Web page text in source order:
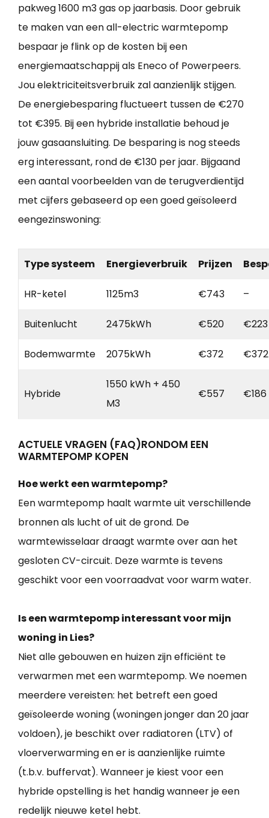
pakweg 1600 m3 gas op jaarbasis. Door gebruik
te maken van een all-electric warmtepomp
bespaar je flink op de kosten bij een
energiemaatschappij als Eneco of Powerpeers.
Jou elektriciteitsverbruik zal aanzienlijk stijgen.
De energiebesparing fluctueert tussen de €270
tot €395. Bij een hybride installatie behoud je
jouw gasaansluiting. De besparing is nog steeds
erg interessant, rond de €130 per jaar. Bijgaand
een aantal voorbeelden van de terugverdientijd
met cijfers gebaseerd op een goed geïsoleerd
eengezinswoning:
Type systeem Energieverbruik Prijzen
HR-ketel 1125m3 €743 –
Buitenlucht 2475kWh €520 €223
Bodemwarmte 2075kWh €372 €372
Hybride
1550 kWh + 450
M3
€557 €186
ACTUELE VRAGEN (FAQ)RONDOM EEN
WARMTEPOMP KOPEN
Hoe werkt een warmtepomp?
Een warmtepomp haalt warmte uit verschillende
bronnen als lucht of uit de grond. De
warmtewisselaar draagt warmte over aan het
gesloten CV-circuit. Deze warmte is tevens
geschikt voor een voorraadvat voor warm water.
Is een warmtepomp interessant voor mijn
woning in Lies?
Niet alle gebouwen en huizen zijn efficiënt te
verwarmen met een warmtepomp. We noemen
meerdere vereisten: het betreft een goed
geïsoleerde woning (woningen jonger dan 20 jaar
voldoen), je beschikt over radiatoren (LTV) of
vloerverwarming en er is aanzienlijke ruimte
(t.b.v. buffervat). Wanneer je kiest voor een
hybride opstelling is het handig wanneer je een
redelijk nieuwe ketel hebt.